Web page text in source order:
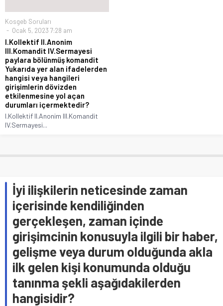
Kosgeb Soruları
Ocak 5, 2023 7:28 am
I.Kollektif II.Anonim
III.Komandit IV.Sermayesi
paylara bölünmüş komandit
Yukarıda yer alan ifadelerden
hangisi veya hangileri
girişimlerin dövizden
etkilenmesine yol açan
durumları içermektedir?
I.Kollektif II.Anonim III.Komandit
IV.Sermayesi...
İyi ilişkilerin neticesinde zaman
içerisinde kendiliğinden
gerçekleşen, zaman içinde
girişimcinin konusuyla ilgili bir haber,
gelişme veya durum olduğunda akla
ilk gelen kişi konumunda olduğu
tanınma şekli aşağıdakilerden
hangisidir?